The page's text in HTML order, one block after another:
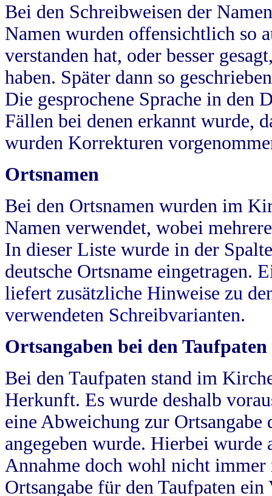
Bei den Schreibweisen der
Namen wurden offensichtlich so
verstanden hat, oder besser
haben. Später dann so
Die gesprochene Sprache in
Fällen bei denen erkannt wurde,
wurden Korrekturen
Ortsnamen
Bei den Ortsnamen wurden im
Namen verwendet, wobei
In dieser Liste wurde in der
deutsche Ortsname eingetragen.
liefert zusätzliche Hinweise zu
verwendeten Schreibvarianten.
Ortsangaben bei den Taufpaten
Bei den Taufpaten stand im
Herkunft. Es wurde deshalb
eine Abweichung zur
angegeben wurde. Hierbei wurde
Annahme doch wohl nicht
Ortsangabe für den Taufpaten